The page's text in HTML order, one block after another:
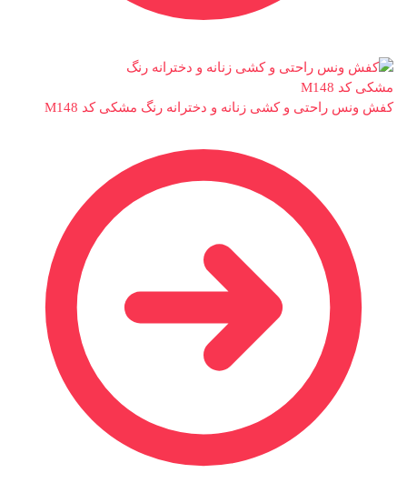
کفش ونس راحتی و کشی زنانه و دخترانه رنگ مشکی کد M148